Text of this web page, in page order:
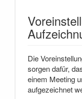
Die
sorgen dafür,
einem Meeting
aufgezeichnet